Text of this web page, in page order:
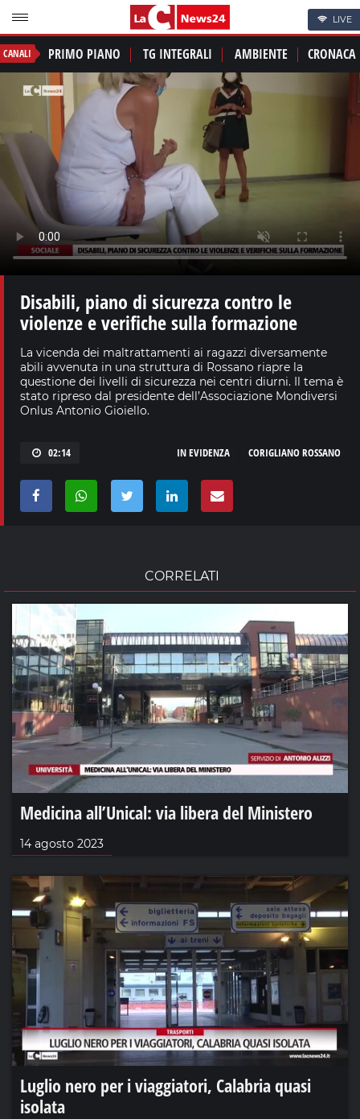
LIVE
CANALI PRIMO PIANO TG INTEGRALI AMBIENTE CRONACA
Disabili, piano di sicurezza contro le
violenze e verifiche sulla formazione
La vicenda dei maltrattamenti ai ragazzi diversamente
abili avvenuta in una struttura di Rossano riapre la
questione dei livelli di sicurezza nei centri diurni. Il tema è
stato ripreso dal presidente dell’Associazione Mondiversi
Onlus Antonio Gioiello.
02:14 CORIGLIANO ROSSANO
IN EVIDENZA
CORRELATI
Medicina all’Unical: via libera del Ministero
14 agosto 2023
Luglio nero per i viaggiatori, Calabria quasi
isolata